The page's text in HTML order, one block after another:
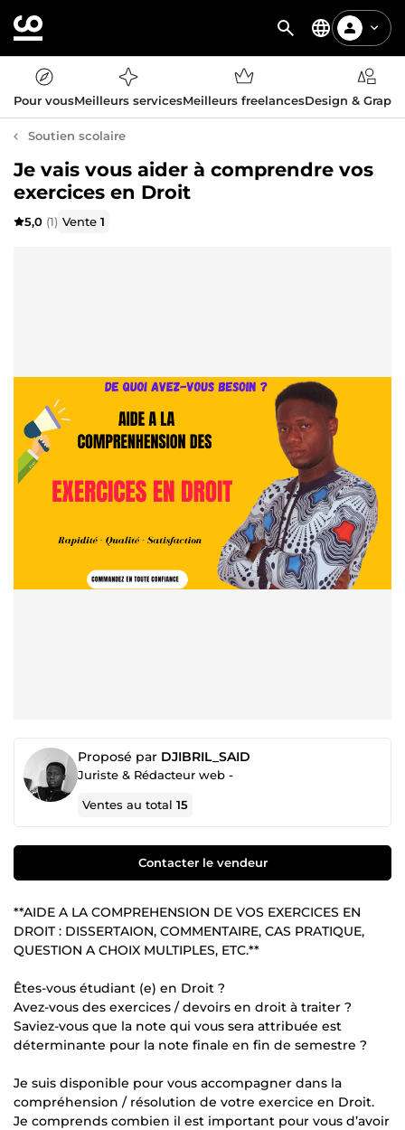
Pour vousMeilleurs servicesMeilleurs freelancesDesign &
Soutien scolaire
Je vais vous aider à comprendre vos
exercices en Droit
5,0 (1) Vente1
Proposé par DJIBRIL_SAID
Juriste & Rédacteur web -
Ventes au total15
Contacter le vendeur
**AIDE A LA COMPREHENSION DE VOS EXERCICES EN
DROIT : DISSERTAION, COMMENTAIRE, CAS PRATIQUE,
QUESTION A CHOIX MULTIPLES, ETC.**
Êtes-vous étudiant (e) en Droit ?
Avez-vous des exercices / devoirs en droit à traiter ?
Saviez-vous que la note qui vous sera attribuée est
déterminante pour la note finale en fin de semestre ?
Je suis disponible pour vous accompagner dans la
compréhension / résolution de votre exercice en Droit.
Je comprends combien il est important pour vous d’avoir